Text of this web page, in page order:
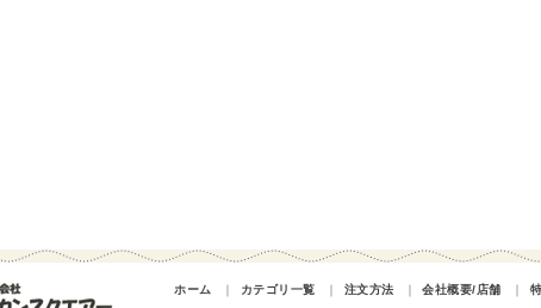
ホーム ｜ カテゴリ一覧 ｜ 注文方法 ｜ 会社概要/店舗 ｜